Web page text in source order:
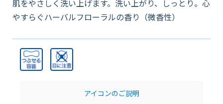
肌をやさしく洗い上げます。洗い上がり、しっとり。心
やすらぐハーバルフローラルの香り（微香性）
アイコンのご説明